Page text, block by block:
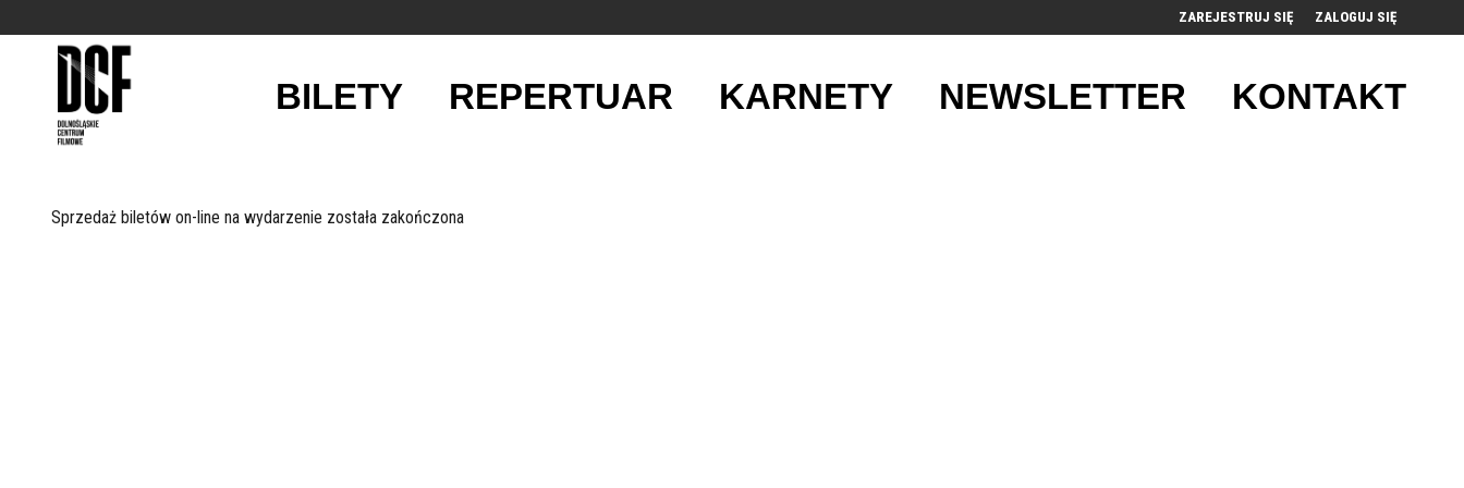
ZAREJESTRUJ SIĘ ZALOGUJ SIĘ
0,00
BILETY REPERTUAR KARNETY NEWSLETTER KONTAKT
Sprzedaż biletów on-line na wydarzenie została zakończona